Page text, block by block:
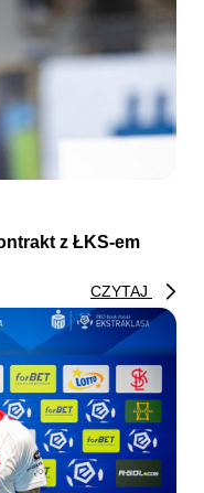
z ŁKS-em
CZYTAJ